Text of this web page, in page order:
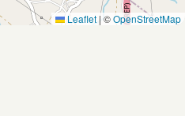
Leaflet | ©OpenStreetMap